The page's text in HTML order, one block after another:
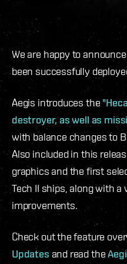
We are happy to
been successfully
Aegis introduces the
destroyer, as well as
with balance changes to
Also included in this
graphics and the first
Tech II ships, along with
improvements.
Check out the feature
Updates and read the